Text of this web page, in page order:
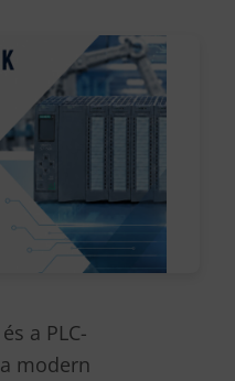
a PLC-
modern